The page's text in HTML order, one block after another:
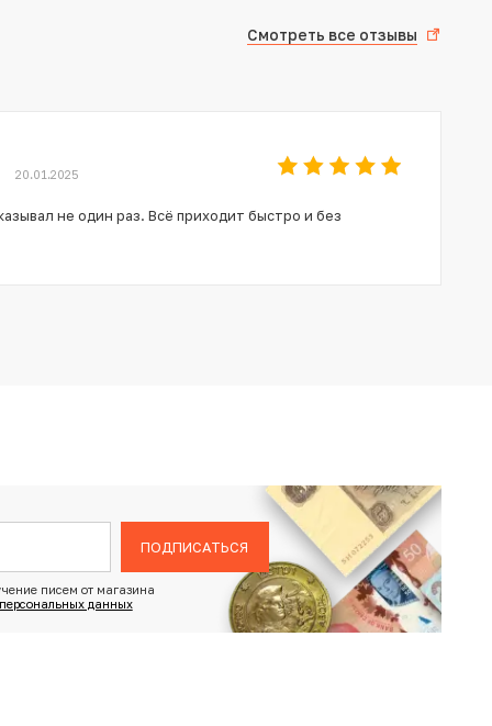
Смотреть все отзывы
20.01.2025
не один раз. Всё приходит быстро и без
ПОДПИСАТЬСЯ
писем от магазина
данных